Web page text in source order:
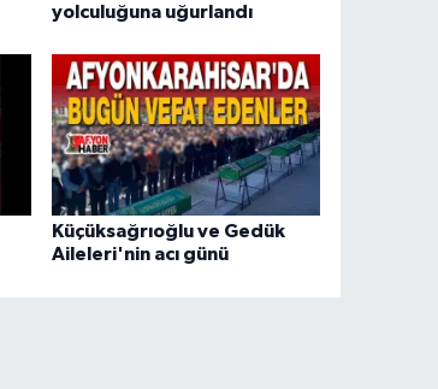
yolculuğuna uğurlandı
Küçüksağrıoğlu ve Gedük
Aileleri'nin acı günü